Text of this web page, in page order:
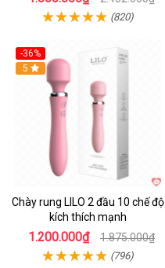
(820)
-36%
Hot
5
Chày rung LILO 2 đầu 10 chế độ
kích thích mạnh
1.200.000₫ 1.875.000₫
(796)